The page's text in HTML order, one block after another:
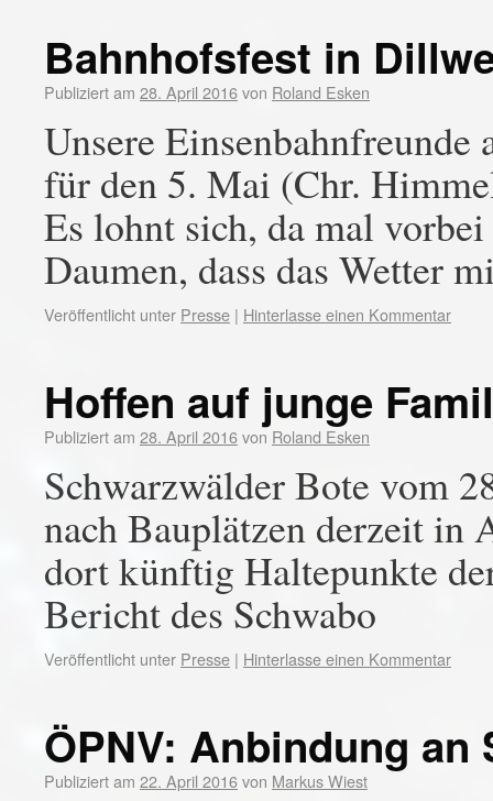
Bahnhofsfest in
Publiziert am 28. April 2016von Roland Esken
Unsere
für den 5. Mai (Chr.
Es lohnt sich, da mal
Daumen, dass das Wetter
Veröffentlicht unter Presse | Hinterlasse einen Kommentar
Hoffen auf junge
Publiziert am 28. April 2016von Roland Esken
Schwarzwälder Bote vom
nach Bauplätzen derzeit in
dort künftig Haltepunkte
Bericht des Schwabo
Veröffentlicht unter Presse | Hinterlasse einen Kommentar
ÖPNV: Anbindung
Publiziert am 22. April 2016von Markus Wiest